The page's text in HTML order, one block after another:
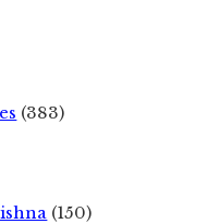
(383)
(150)